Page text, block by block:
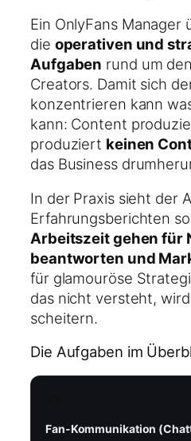
Ein OnlyFans Manager
die operativen und
Aufgaben rund um
Creators. Damit sich
konzentrieren kann
kann: Content
produziert keinen
das Business
In der Praxis sieht der
Erfahrungsberichten
Arbeitszeit gehen für
beantworten und
für glamouröse
das nicht versteht,
scheitern.
Die Aufgaben im
Fan-Kommunikation